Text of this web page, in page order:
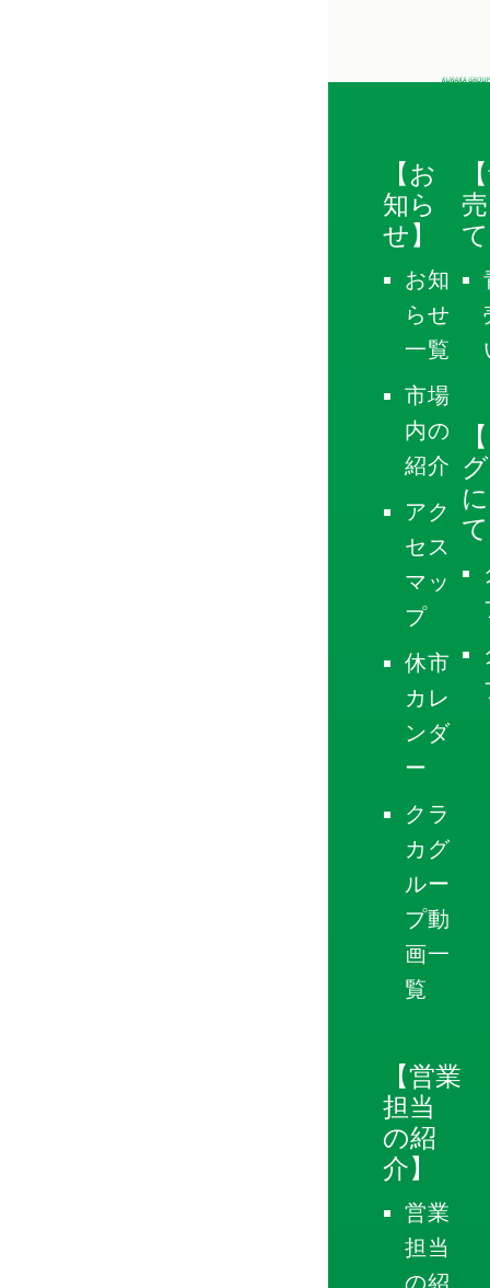
【お
知ら
せ】
お知
らせ
一覧
市場
内の
紹介
アク
セス
マッ
プ
休市
カレ
ンダ
ー
クラ
カグ
ルー
プ動
画一
覧
【営業
担当
の紹
介】
営業
担当
の紹